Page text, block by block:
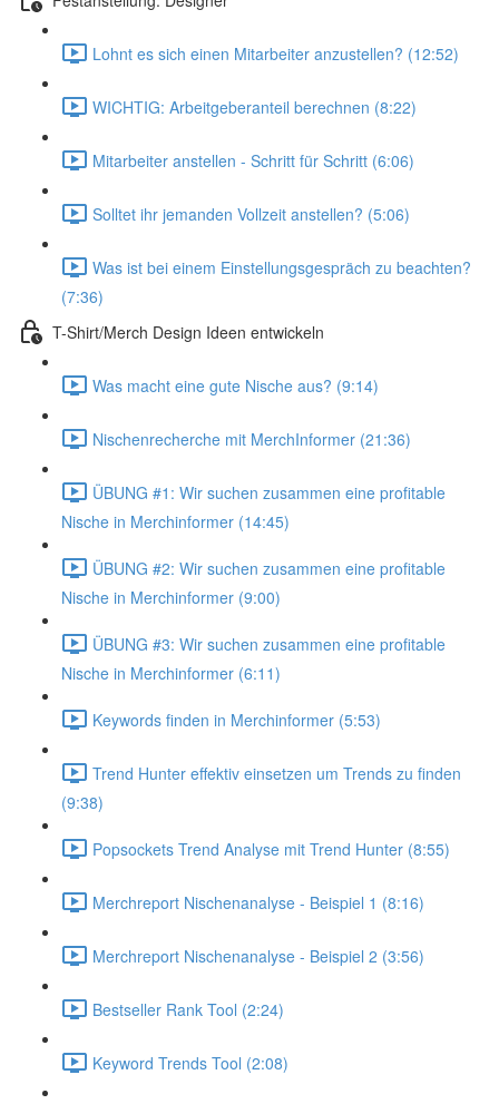
Lohnt es sich einen Mitarbeiter anzustellen? (12:52)
WICHTIG: Arbeitgeberanteil berechnen (8:22)
Mitarbeiter anstellen - Schritt für Schritt (6:06)
Solltet ihr jemanden Vollzeit anstellen? (5:06)
Was ist bei einem Einstellungsgespräch zu beachten?
(7:36)
T-Shirt/Merch Design Ideen entwickeln
Was macht eine gute Nische aus? (9:14)
Nischenrecherche mit MerchInformer (21:36)
ÜBUNG #1: Wir suchen zusammen eine profitable
Nische in Merchinformer (14:45)
ÜBUNG #2: Wir suchen zusammen eine profitable
Nische in Merchinformer (9:00)
ÜBUNG #3: Wir suchen zusammen eine profitable
Nische in Merchinformer (6:11)
Keywords finden in Merchinformer (5:53)
Trend Hunter effektiv einsetzen um Trends zu finden
(9:38)
Popsockets Trend Analyse mit Trend Hunter (8:55)
Merchreport Nischenanalyse - Beispiel 1 (8:16)
Merchreport Nischenanalyse - Beispiel 2 (3:56)
Bestseller Rank Tool (2:24)
Keyword Trends Tool (2:08)